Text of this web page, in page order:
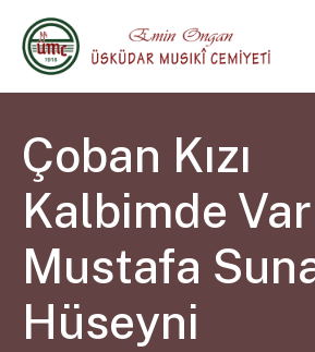
Çoban Kızı
Kalbimde Var
Mustafa
Hüseyni